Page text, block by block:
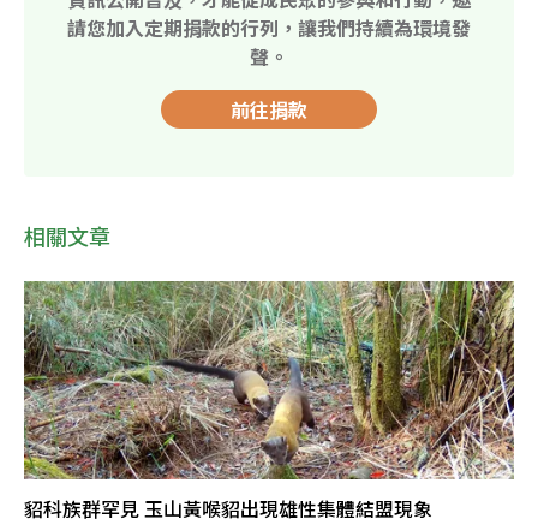
請您加入定期捐款的行列，讓我們持續為環境發
聲。
前往捐款
相關文章
貂科族群罕見 玉山黃喉貂出現雄性集體結盟現象